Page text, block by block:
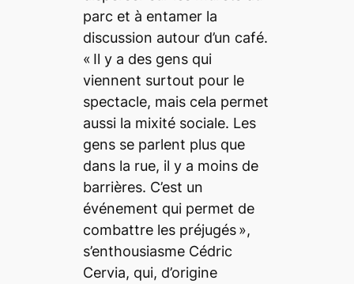
parc et à entamer la
discussion autour d’un café.
« Il y a des gens qui
viennent surtout pour le
spectacle, mais cela permet
aussi la mixité sociale. Les
gens se parlent plus que
dans la rue, il y a moins de
barrières. C’est un
événement qui permet de
combattre les préjugés »,
s’enthousiasme Cédric
Cervia, qui, d’origine